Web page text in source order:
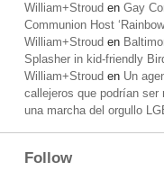
William+Stroud en Gay
Communion Host
William+Stroud en
Splasher in kid-friendly
William+Stroud en Un
callejeros que podrían ser
una marcha del orgullo
Follow